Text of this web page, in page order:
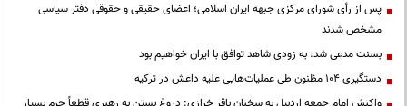
پس از رأی شورای مرکزی جبهه ایران اسلامی؛ اعضای حقیقی و حقوقی دفتر سیاسی
مشخص شدند
بسنت مدعی شد: به زودی شاهد توافق با ایران خواهیم بود
دستگیری ۱۰۴ مظنون طی عملیات‌هایی علیه داعش در ترکیه